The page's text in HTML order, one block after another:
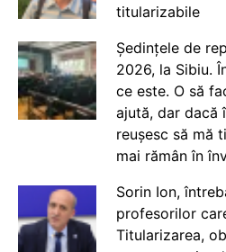
titularizabile
Ședințele de
2026, la Sibiu.
ce este. O să
ajută, dar dacă
reușesc să mă
mai rămân în
Sorin Ion,
profesorilor
Titularizarea,